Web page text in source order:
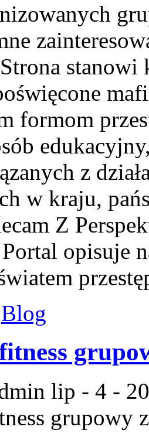
formom
z
w kraju,
Z
opisuje
Blog
lip - 4 -
grupowy